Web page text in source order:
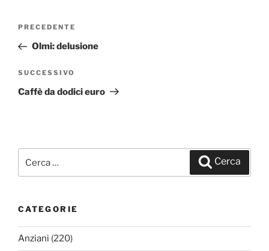
Navigazione
Articolo
precedente:
PRECEDENTE
Olmi: delusione
Articolo
successivo
SUCCESSIVO
Caffè da dodici euro
Cerca
CATEGORIE
Anziani (220)